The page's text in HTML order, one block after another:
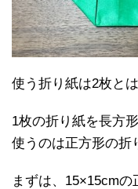
使う折り紙は2枚と
1枚の折り紙を長方
使うのは正方形の折
まずは、15×15cm